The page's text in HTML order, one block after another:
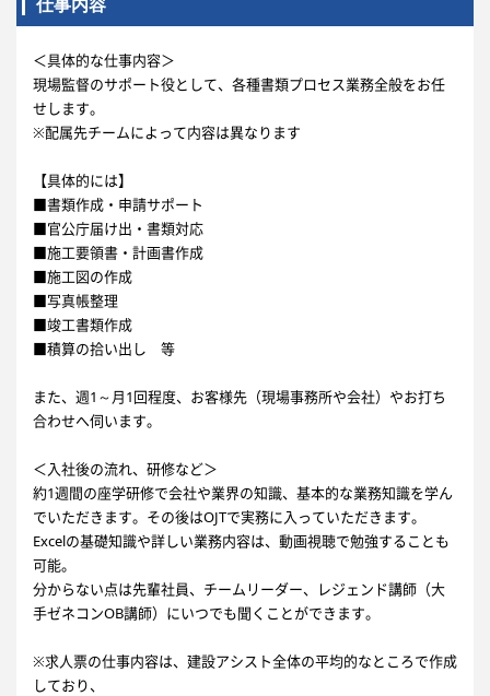
仕事内容
＜具体的な仕事内容＞
現場監督のサポート役として、各種書類プロセス業務全般をお任
せします。
※配属先チームによって内容は異なります
【具体的には】
■書類作成・申請サポート
■官公庁届け出・書類対応
■施工要領書・計画書作成
■施工図の作成
■写真帳整理
■竣工書類作成
■積算の拾い出し 等
また、週1～月1回程度、お客様先（現場事務所や会社）やお打ち
合わせへ伺います。
＜入社後の流れ、研修など＞
約1週間の座学研修で会社や業界の知識、基本的な業務知識を学ん
でいただきます。その後はOJTで実務に入っていただきます。
Excelの基礎知識や詳しい業務内容は、動画視聴で勉強することも
可能。
分からない点は先輩社員、チームリーダー、レジェンド講師（大
手ゼネコンOB講師）にいつでも聞くことができます。
※求人票の仕事内容は、建設アシスト全体の平均的なところで作成
しており、